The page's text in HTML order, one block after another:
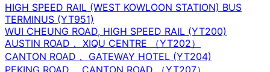
HIGH SPEED RAIL (WEST KOWLOON STATION) BUS
TERMINUS (YT951)
WUI CHEUNG ROAD, HIGH SPEED RAIL (YT200)
AUSTIN ROAD， XIQU CENTRE （YT202）
CANTON ROAD， GATEWAY HOTEL (YT204)
PEKING ROAD， CANTON ROAD （YT207）